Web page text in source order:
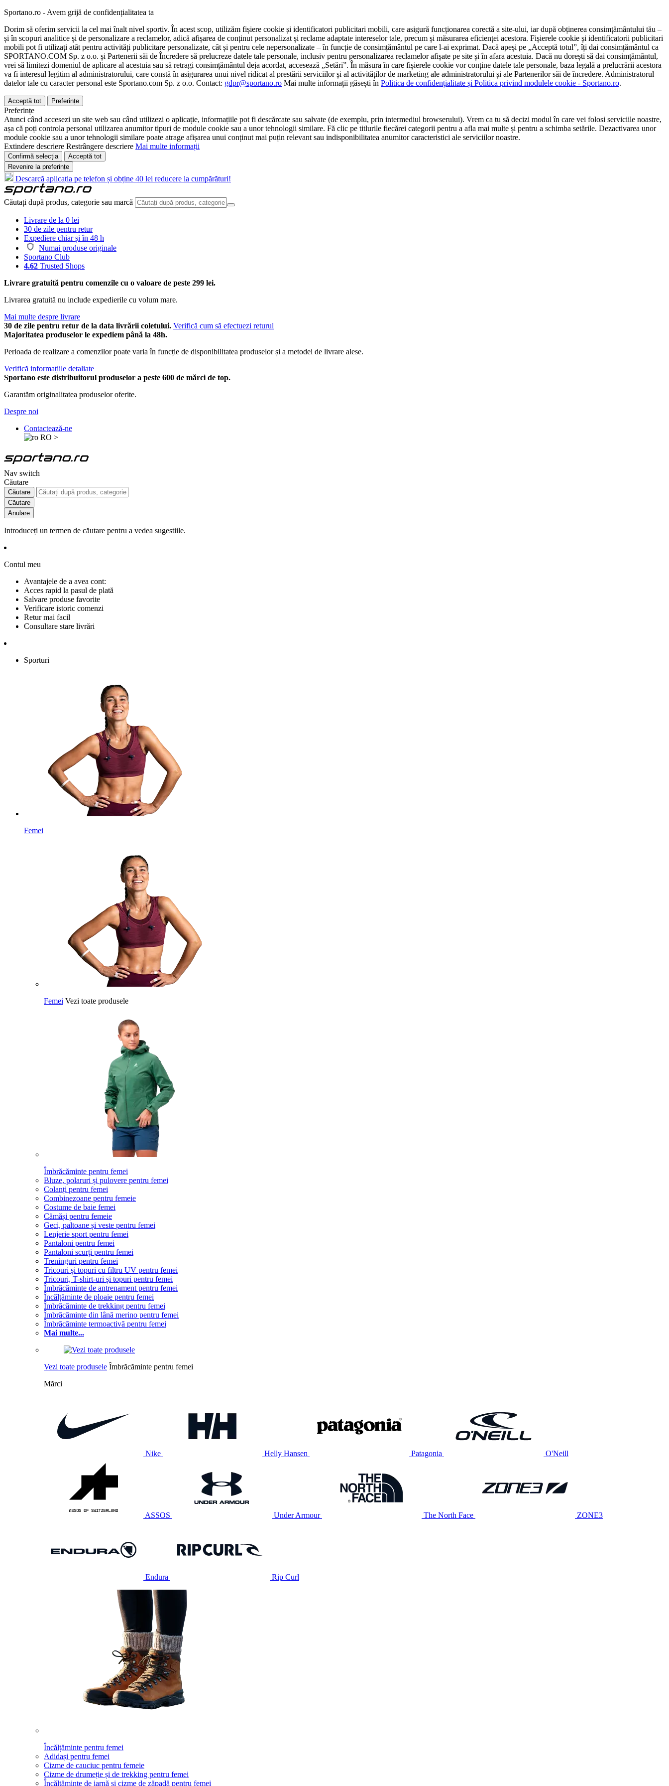
Sportano.ro - Avem grijă de confidențialitatea ta
Dorim să oferim servicii la cel mai înalt nivel sportiv. În acest scop, utilizăm fișiere cookie și identificatori publicitari mobili, care asigură funcționarea corectă a site-ului, iar după obținerea consimțământului tău –
și în scopuri analitice și de personalizare a reclamelor, adică afișarea de conținut personalizat și reclame adaptate intereselor tale, precum și măsurarea eficienței acestora. Fișierele cookie și identificatorii publicitari
mobili pot fi utilizați atât pentru activități publicitare personalizate, cât și pentru cele nepersonalizate – în funcție de consimțământul pe care l-ai exprimat. Dacă apeși pe „Acceptă totul”, îți dai consimțământul ca
SPORTANO.COM Sp. z o.o. și Partenerii săi de Încredere să prelucreze datele tale personale, inclusiv pentru personalizarea reclamelor afișate pe site și în afara acestuia. Dacă nu dorești să dai consimțământul,
vrei să limitezi domeniul de aplicare al acestuia sau să retragi consimțământul deja acordat, accesează „Setări”. În măsura în care fișierele cookie vor conține datele tale personale, baza legală a prelucrării acestora
va fi interesul legitim al administratorului, care constă în asigurarea unui nivel ridicat al prestării serviciilor și al activităților de marketing ale administratorului și ale Partenerilor săi de încredere. Administratorul
datelor tale cu caracter personal este Sportano.com Sp. z o.o. Contact: gdpr@sportano.ro Mai multe informații găsești în Politica de confidențialitate și Politica privind modulele cookie - Sportano.ro.
Acceptă tot Preferințe
Preferințe
Atunci când accesezi un site web sau când utilizezi o aplicație, informațiile pot fi descărcate sau salvate (de exemplu, prin intermediul browserului). Vrem ca tu să decizi modul în care vei folosi serviciile noastre,
așa că poți controla personal utilizarea anumitor tipuri de module cookie sau a unor tehnologii similare. Fă clic pe titlurile fiecărei categorii pentru a afla mai multe și pentru a schimba setările. Dezactivarea unor
module cookie sau a unor tehnologii similare poate atrage afișarea unui conținut mai puțin relevant sau indisponibilitatea anumitor caracteristici ale serviciilor noastre.
Extindere descriere Restrângere descriere Mai multe informații
Confirmă selecția
Acceptă tot
Revenire la preferințe
Descarcă aplicația pe telefon și obține 40 lei reducere la cumpărături!
Căutați după produs, categorie sau marcă
Livrare de la 0 lei
30 de zile pentru retur
Expediere chiar și în 48 h
Numai produse originale
Sportano Club
4.62 Trusted Shops
Livrare gratuită pentru comenzile cu o valoare de peste 299 lei.
Livrarea gratuită nu include expedierile cu volum mare.
Mai multe despre livrare
30 de zile pentru retur de la data livrării coletului. Verifică cum să efectuezi returul
Majoritatea produselor le expediem până la 48h.
Perioada de realizare a comenzilor poate varia în funcție de disponibilitatea produselor și a metodei de livrare alese.
Verifică informațiile detaliate
Sportano este distribuitorul produselor a peste 600 de mărci de top.
Garantăm originalitatea produselor oferite.
Despre noi
Contactează-ne
RO >
Nav switch
Căutare
Căutare
Căutare
Anulare
Introduceți un termen de căutare pentru a vedea sugestiile.
Contul meu
Avantajele de a avea cont:
Acces rapid la pasul de plată
Salvare produse favorite
Verificare istoric comenzi
Retur mai facil
Consultare stare livrări
Sporturi
Femei
Femei Vezi toate produsele
Îmbrăcăminte pentru femei
Bluze, polaruri și pulovere pentru femei
Colanți pentru femei
Combinezoane pentru femeie
Costume de baie femei
Cămăși pentru femeie
Geci, paltoane și veste pentru femei
Lenjerie sport pentru femei
Pantaloni pentru femei
Pantaloni scurți pentru femei
Treninguri pentru femei
Tricouri și topuri cu filtru UV pentru femei
Tricouri, T-shirt-uri și topuri pentru femei
Îmbrăcăminte de antrenament pentru femei
Încălțăminte de ploaie pentru femei
Îmbrăcăminte de trekking pentru femei
Îmbrăcăminte din lână merino pentru femei
Îmbrăcăminte termoactivă pentru femei
Mai multe...
Vezi toate produsele Îmbrăcăminte pentru femei
Mărci
Nike Helly Hansen Patagonia O'Neill
ASSOS Under Armour The North Face ZONE3
Endura Rip Curl
Încălțăminte pentru femei
Adidași pentru femei
Cizme de cauciuc pentru femeie
Cizme de drumeție și de trekking pentru femei
Încălțăminte de iarnă și cizme de zăpadă pentru femei